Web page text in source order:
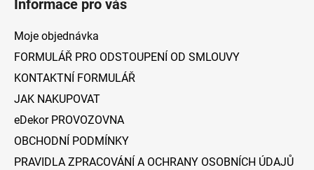
Informace pro vás
Moje objednávka
FORMULÁŘ PRO ODSTOUPENÍ OD SMLOUVY
KONTAKTNÍ FORMULÁŘ
JAK NAKUPOVAT
eDekor PROVOZOVNA
OBCHODNÍ PODMÍNKY
PRAVIDLA ZPRACOVÁNÍ A OCHRANY OSOBNÍCH ÚDAJŮ